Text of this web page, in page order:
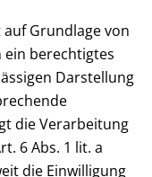
Grundlage von
ein berechtigtes
Darstellung
die Verarbeitung
6 Abs. 1 lit. a
die Einwilligung